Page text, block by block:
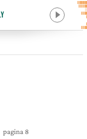
pagina 8